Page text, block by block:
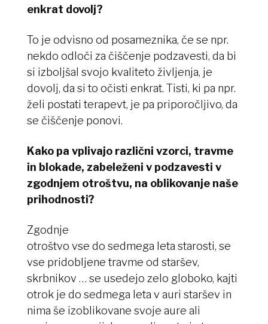
enkrat dovolj?
To je odvisno od posameznika, če se npr.
nekdo odloči za čiščenje podzavesti, da bi
si izboljšal svojo kvaliteto življenja, je
dovolj, da si to očisti enkrat. Tisti, ki pa npr.
želi postati terapevt, je pa priporočljivo, da
se čiščenje ponovi.
Kako pa vplivajo različni vzorci, travme
in blokade, zabeleženi v podzavesti v
zgodnjem otroštvu, na oblikovanje naše
prihodnosti?
Zgodnje
otroštvo vse do sedmega leta starosti, se
vse pridobljene travme od staršev,
skrbnikov … se usedejo zelo globoko, kajti
otrok je do sedmega leta v auri staršev in
nima še izoblikovane svoje aure ali